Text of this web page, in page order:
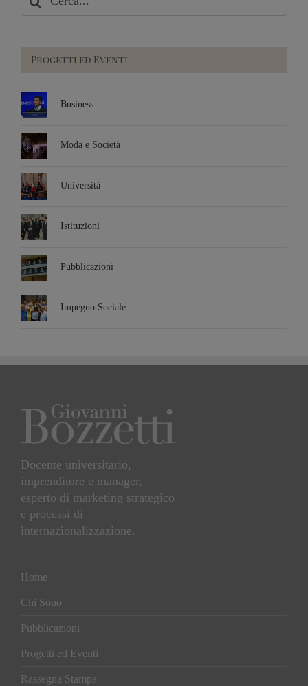
per:
Progetti ed Eventi
Business
Moda e Società
Università
Istituzioni
Pubblicazioni
Impegno Sociale
Docente universitario,
imprenditore e manager,
esperto di marketing strategico
e processi di
internazionalizzazione.
Home
Chi Sono
Pubblicazioni
Progetti ed Eventi
Rassegna Stampa